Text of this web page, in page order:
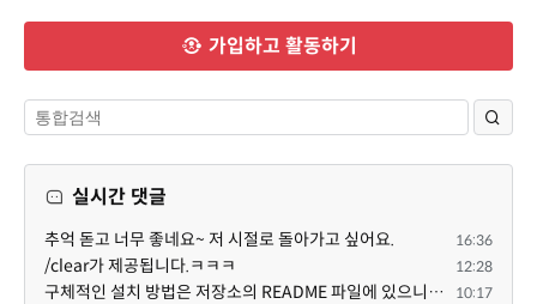
가입하고 활동하기
실시간 댓글
추억 돋고 너무 좋네요~ 저 시절로 돌아가고 싶어요. 16:36
/clear가 제공됩니다.ㅋㅋㅋ 12:28
구체적인 설치 방법은 저장소의 README 파일에 있으니, 본문은 좀 덜 복잡해 보이도록^^ 줄여 보시면 어떨까... 10:17